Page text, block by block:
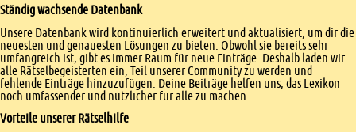
Ständig wachsende Datenbank
Unsere Datenbank wird kontinuierlich erweitert und aktualisiert, um dir die
neuesten und genauesten Lösungen zu bieten. Obwohl sie bereits sehr
umfangreich ist, gibt es immer Raum für neue Einträge. Deshalb laden wir
alle Rätselbegeisterten ein, Teil unserer Community zu werden und
fehlende Einträge hinzuzufügen. Deine Beiträge helfen uns, das Lexikon
noch umfassender und nützlicher für alle zu machen.
Vorteile unserer Rätselhilfe